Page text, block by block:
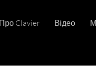
Про Clavier Відео